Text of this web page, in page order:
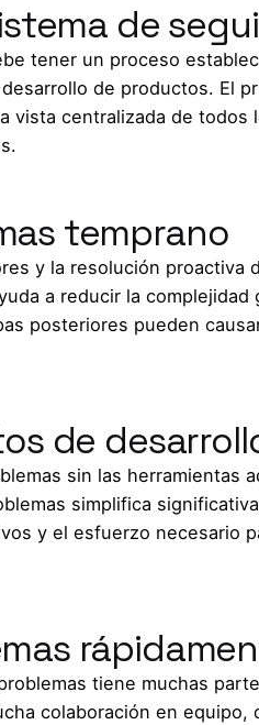
de
tener un proceso
de productos. El
vista centralizada de
temprano
y la resolución proactiva
a reducir la
posteriores pueden
de
sin las herramientas
simplifica
y el esfuerzo necesario
tiene muchas
colaboración en